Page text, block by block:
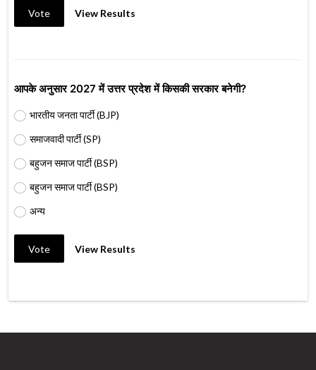
Vote View Results
आपके अनुसार 2027 में उत्तर प्रदेश में किसकी सरकार बनेगी?
भारतीय जनता पार्टी (BJP)
समाजवादी पार्टी (SP)
बहुजन समाज पार्टी (BSP)
बहुजन समाज पार्टी (BSP)
अन्य
Vote View Results